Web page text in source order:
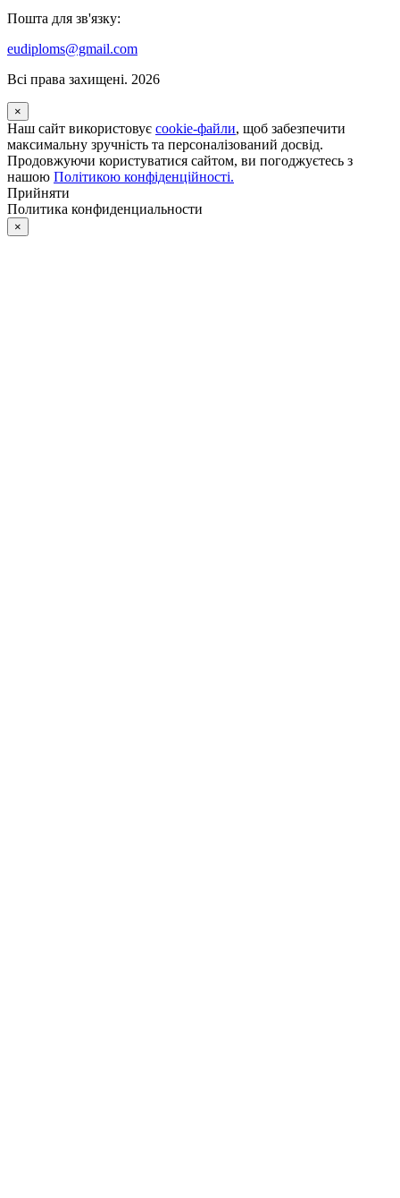
Пошта для зв'язку:
eudiploms@gmail.com
Всі права захищені. 2026
×
Наш сайт використовує cookie-файли, щоб забезпечити
максимальну зручність та персоналізований досвід.
Продовжуючи користуватися сайтом, ви погоджуєтесь з
нашою Політикою конфіденційності.
Прийняти
Политика конфиденциальности
×